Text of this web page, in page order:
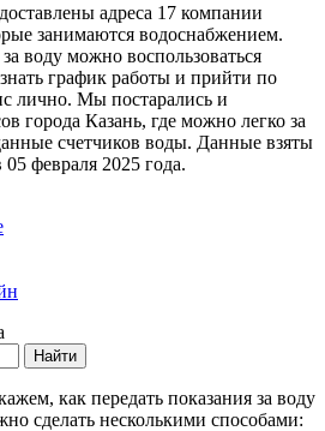
адреса 17 компании
занимаются водоснабжением.
воду можно воспользоваться
график работы и прийти по
лично. Мы постарались и
города Казань, где можно легко за
счетчиков воды. Данные взяты
февраля 2025 года.
Найти
как передать показания за воду
сделать несколькими способами: